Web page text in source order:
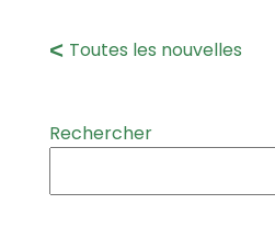
Toutes les nouvelles
Rechercher